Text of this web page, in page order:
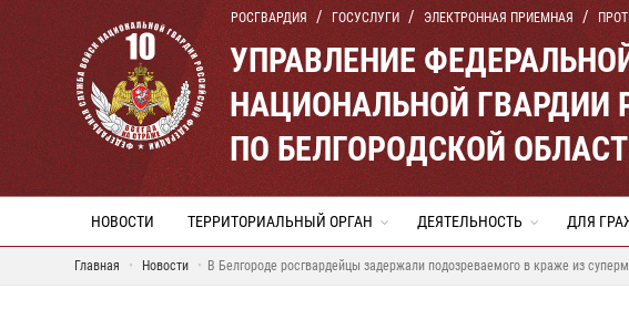
РОСГВАРДИЯ ГОСУСЛУГИ ЭЛЕКТРОННАЯ ПРИЕМНАЯ
УПРАВЛЕНИЕ
НАЦИОНАЛЬНОЙ ГВАРДИИ
ПО БЕЛГОРОДСКОЙ
НОВОСТИ ТЕРРИТОРИАЛЬНЫЙ ОРГАН ДЕЯТЕЛЬНОСТЬ ДЛЯ
Главная Новости В Белгороде росгвардейцы задержали подозреваемого в краже из